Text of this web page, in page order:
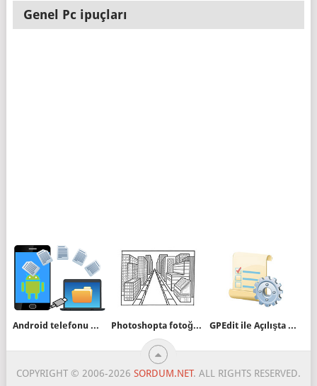
Genel Pc ipuçları
Android telefonu USB ye bağlayıp direkt dosya aktarın Photoshopta fotoğrafın perspektif hatasını giderelim GPEdit ile Açılışta Program Çalıştırma
COPYRIGHT © 2006-2026 SORDUM.NET. ALL RIGHTS RESERVED.